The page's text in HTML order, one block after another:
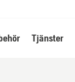
Tjänster